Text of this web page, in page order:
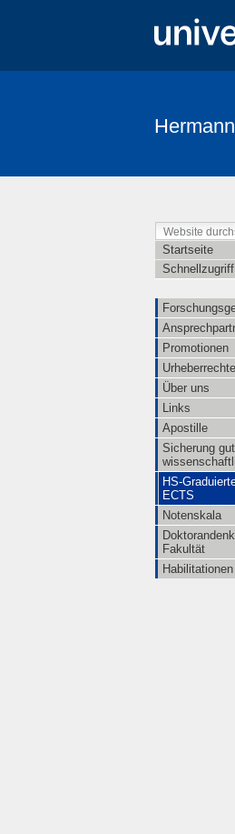
Startseite
Schnellzugriff
Promotionen
Urheberrechte
Über uns
Links
Apostille
Sicherung
HS-
ECTS
Notenskala
Fakultät
Habilitationen